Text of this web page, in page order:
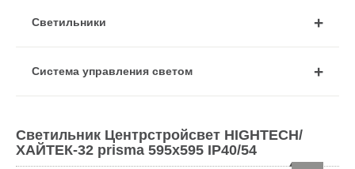
Cветильники
Система управления светом
Светильник Центрстройсвет HIGHTECH/
ХАЙТЕК-32 prisma 595х595 IP40/54